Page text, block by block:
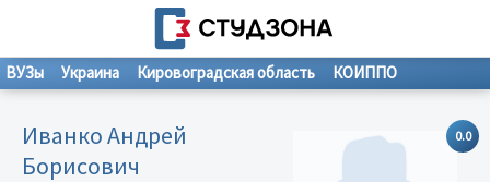
ВУЗы Украина Кировоградская область КОИППО
0.0
Иванко Андрей
Борисович